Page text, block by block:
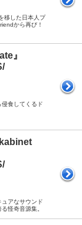
移した日本人プ
から再び！
』
食してくるド
アなサウンド
怪奇音源集。